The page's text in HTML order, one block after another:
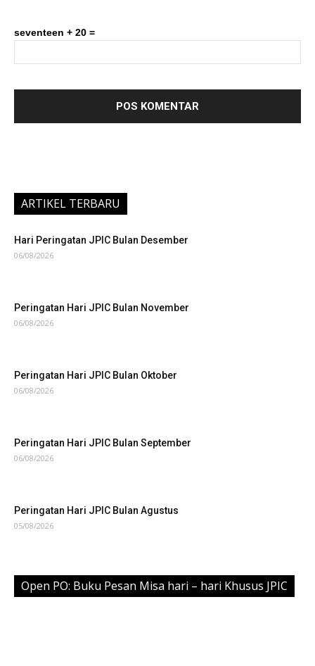
seventeen + 20 =
ARTIKEL TERBARU
Hari Peringatan JPIC Bulan Desember
06/08/2026
Peringatan Hari JPIC Bulan November
06/08/2026
Peringatan Hari JPIC Bulan Oktober
06/08/2026
Peringatan Hari JPIC Bulan September
06/08/2026
Peringatan Hari JPIC Bulan Agustus
05/08/2026
Open PO: Buku Pesan Misa hari – hari Khusus JPIC